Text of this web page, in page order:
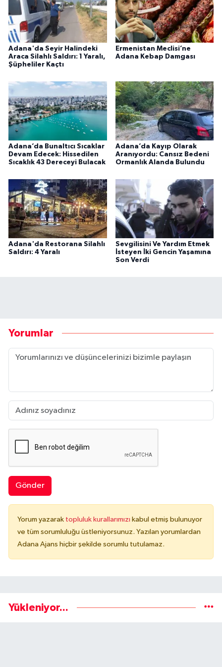
Adana'da Seyir Halindeki
Araca Silahlı Saldırı: 1 Yaralı,
Şüpheliler Kaçtı
Ermenistan Meclisi’ne
Adana Kebap Damgası
Adana’da Bunaltıcı Sıcaklar
Devam Edecek: Hissedilen
Sıcaklık 43 Dereceyi Bulacak
Adana’da Kayıp Olarak
Aranıyordu: Cansız Bedeni
Ormanlık Alanda Bulundu
Adana'da Restorana Silahlı
Saldırı: 4 Yaralı
Sevgilisini Ve Yardım Etmek
İsteyen İki Gencin Yaşamına
Son Verdi
Yorumlar
Gönder
Yorum yazarak topluluk kurallarımızı kabul etmiş bulunuyor
ve tüm sorumluluğu üstleniyorsunuz. Yazılan yorumlardan
Adana Ajans hiçbir şekilde sorumlu tutulamaz.
Yükleniyor...